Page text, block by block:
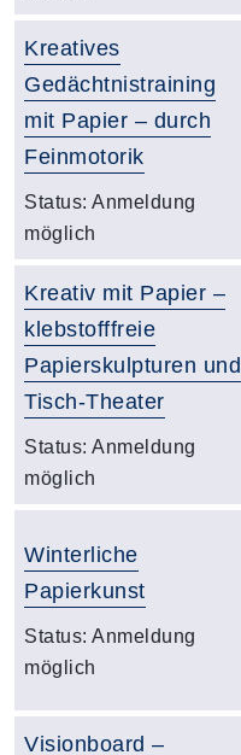
Kreatives
Gedächtnistraining
mit Papier – durch
Feinmotorik
Status: Anmeldung
möglich
Kreativ mit Papier –
klebstofffreie
Papierskulpturen und
Tisch-Theater
Status: Anmeldung
möglich
Winterliche
Papierkunst
Status: Anmeldung
möglich
Visionboard –